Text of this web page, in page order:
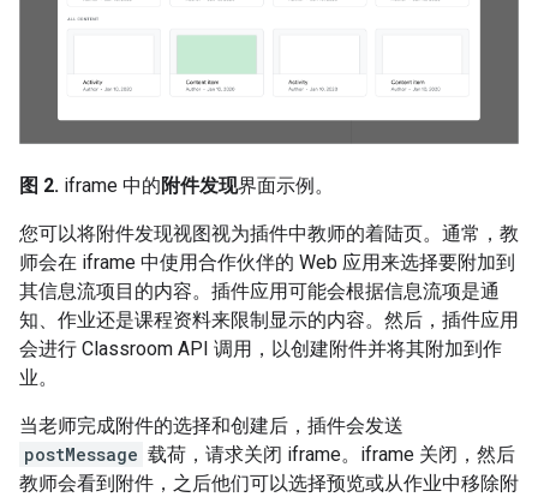
图 2. iframe 中的附件发现界面示例。
您可以将附件发现视图视为插件中教师的着陆页。通常，教
师会在 iframe 中使用合作伙伴的 Web 应用来选择要附加到
其信息流项目的内容。插件应用可能会根据信息流项是通
知、作业还是课程资料来限制显示的内容。然后，插件应用
会进行 Classroom API 调用，以创建附件并将其附加到作
业。
当老师完成附件的选择和创建后，插件会发送
postMessage 载荷，请求关闭 iframe。iframe 关闭，然后
教师会看到附件，之后他们可以选择预览或从作业中移除附